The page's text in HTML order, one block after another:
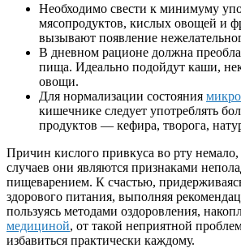
Необходимо свести к минимуму
мясопродуктов, кислых овощей и
вызывают появление
В дневном рационе должна
пища. Идеально подойдут каши,
овощи.
Для нормализации состояния
кишечнике следует употреблять
продуктов — кефира, творога,
Причин кислого привкуса во рту
случаев они являются признаками
пищеварением. К счастью,
здорового питания, выполняя
пользуясь методами оздоровления,
медициной, от такой неприятной
избавиться практически каждому.